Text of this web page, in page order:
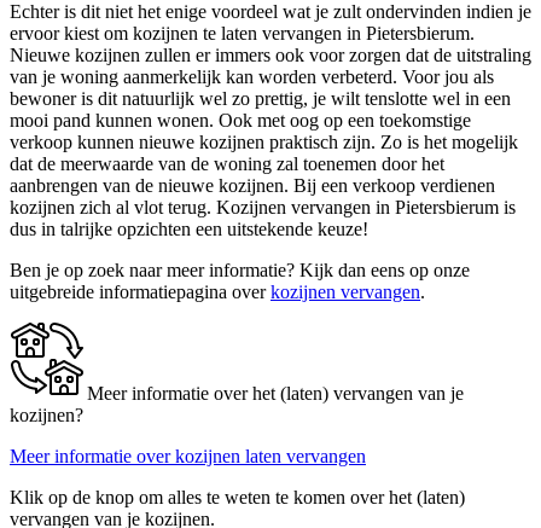
Echter is dit niet het enige voordeel wat je zult ondervinden indien je
ervoor kiest om kozijnen te laten vervangen in Pietersbierum.
Nieuwe kozijnen zullen er immers ook voor zorgen dat de uitstraling
van je woning aanmerkelijk kan worden verbeterd. Voor jou als
bewoner is dit natuurlijk wel zo prettig, je wilt tenslotte wel in een
mooi pand kunnen wonen. Ook met oog op een toekomstige
verkoop kunnen nieuwe kozijnen praktisch zijn. Zo is het mogelijk
dat de meerwaarde van de woning zal toenemen door het
aanbrengen van de nieuwe kozijnen. Bij een verkoop verdienen
kozijnen zich al vlot terug. Kozijnen vervangen in Pietersbierum is
dus in talrijke opzichten een uitstekende keuze!
Ben je op zoek naar meer informatie? Kijk dan eens op onze
uitgebreide informatiepagina overkozijnen vervangen.
Meer informatie over het (laten) vervangen van je
kozijnen?
Meer informatie over kozijnen laten vervangen
Klik op de knop om alles te weten te komen over het (laten)
vervangen van je kozijnen.